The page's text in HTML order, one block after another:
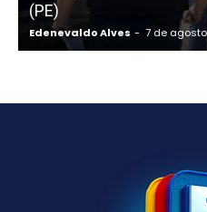
(PE)
Edenevaldo Alves - 7 de